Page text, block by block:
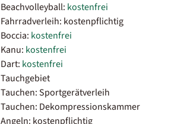
Beachvolleyball: kostenfrei
Fahrradverleih: kostenpflichtig
Boccia: kostenfrei
Kanu: kostenfrei
Dart: kostenfrei
Tauchgebiet
Tauchen: Sportgerätverleih
Tauchen: Dekompressionskammer
Angeln: kostenpflichtig